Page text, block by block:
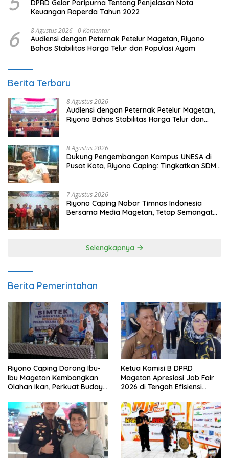
DPRD Gelar Paripurna Tentang Penjelasan Nota
Keuangan Raperda Tahun 2022
6 8 Agustus 2026 0 Komentar
Audiensi dengan Peternak Petelur Magetan, Riyono
Bahas Stabilitas Harga Telur dan Populasi Ayam
Berita Terbaru
8 Agustus 2026
Audiensi dengan Peternak Petelur Magetan,
Riyono Bahas Stabilitas Harga Telur dan
8 Agustus 2026
Dukung Pengembangan Kampus UNESA di
Pusat Kota, Riyono Caping: Tingkatkan SDM
7 Agustus 2026
Riyono Caping Nobar Timnas Indonesia
Bersama Media Magetan, Tetap Semangat
Selengkapnya
Berita Pemerintahan
Riyono Caping Dorong Ibu-
Ibu Magetan Kembangkan
Olahan Ikan, Perkuat Budaya
Ketua Komisi B DPRD
Magetan Apresiasi Job Fair
2026 di Tengah Efisiensi